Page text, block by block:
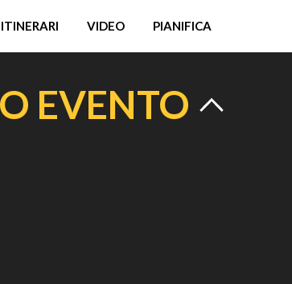
ITINERARI VIDEO PIANIFICA
EVENTO